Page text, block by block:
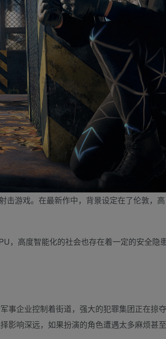
游戏。在最新作中，背景设定在了伦敦，高
，高度智能化的社会也存在着一定的安全隐
事企业控制着街道，强大的犯罪集团正在掠
响深远，如果扮演的角色遭遇太多麻烦甚至